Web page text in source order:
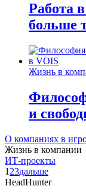
Работа
больше
Жизнь в
и
О компаниях в
Жизнь в компании
ИТ-проекты
1 23дальше
HeadHunter